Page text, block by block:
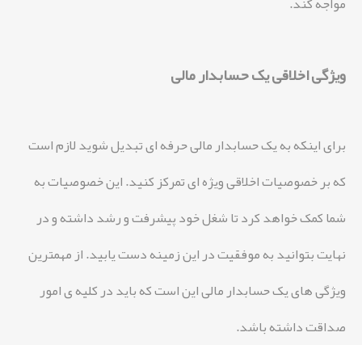
ویژگی اخلاقی یک حسابدار مالی
برای اینکه به یک حسابدار مالی حرفه ای تبدیل شوید لازم است
که بر خصوصیات اخلاقی ویژه ای تمرکز کنید. این خصوصیات به
شما کمک خواهد کرد تا شغل خود پیشرفت و رشد داشته و در
نهایت بتوانید به موفقیت در این زمینه دست یابید. از مهمترین
ویژگی های یک حسابدار مالی این است که باید در کلیه ی امور
صداقت داشته باشد.